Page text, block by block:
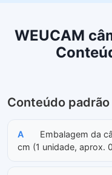
WEUCAM
Conteúdo padrão
A
Embalagem da
cm (1 unidade, aprox.